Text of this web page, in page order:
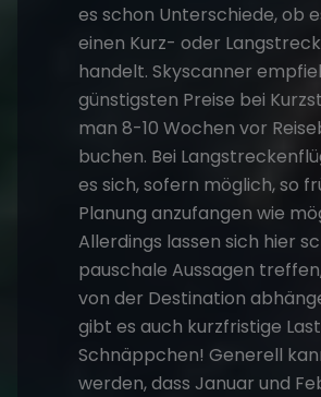
es schon Unterschiede, ob
einen Kurz- oder
handelt. Skyscanner
günstigsten Preise bei
man 8-10 Wochen vor
buchen. Bei
es sich, sofern möglich, so
Planung anzufangen wie
Allerdings lassen sich hier
pauschale Aussagen
von der Destination
gibt es auch kurzfristige
Schnäppchen! Generell
werden, dass Januar und